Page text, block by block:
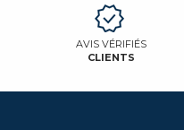
AVIS VÉRIFIÉS
CLIENTS